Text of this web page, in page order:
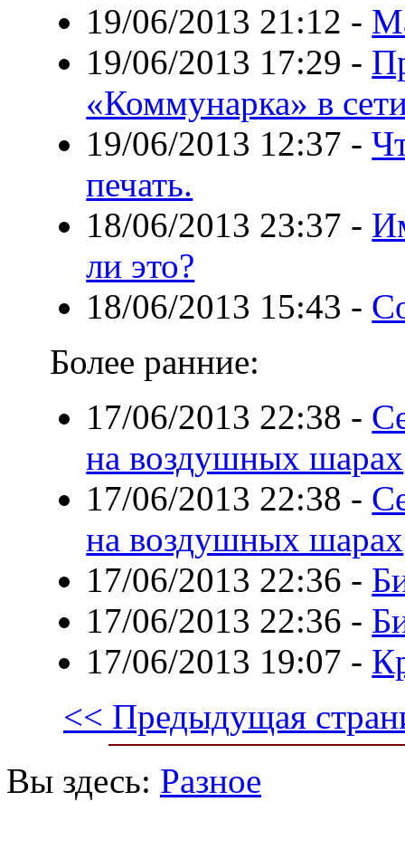
19/06/2013 21:12 -
19/06/2013 17:29 -
«Коммунарка» в
19/06/2013 12:37 -
печать.
18/06/2013 23:37 -
ли это?
18/06/2013 15:43 -
Более ранние:
17/06/2013 22:38 -
на воздушных шарах
17/06/2013 22:38 -
на воздушных шарах
17/06/2013 22:36 -
17/06/2013 22:36 -
17/06/2013 19:07 -
<< Предыдущая
Вы здесь: Разное